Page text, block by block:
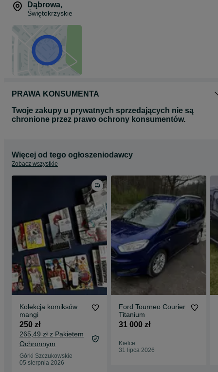
Dąbrowa,
Świętokrzyskie
PRAWA KONSUMENTA
Twoje zakupy u prywatnych sprzedających nie są
chronione przez prawo ochrony konsumentów.
Więcej od tego ogłoszeniodawcy
Zobacz wszystkie
Kolekcja komiksów
mangi
250 zł
265,49 zł z Pakietem
Ochronnym
Górki Szczukowskie
05 sierpnia 2026
Ford Tourneo Courier
Titanium
31 000 zł
Kielce
31 lipca 2026